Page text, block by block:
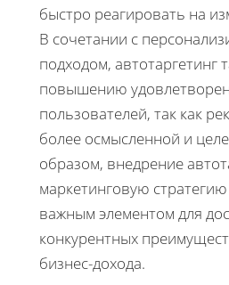
быстро реагировать на
В сочетании с
подходом, автотаргетинг
повышению
пользователей, так как
более осмысленной и
образом, внедрение
маркетинговую
важным элементом для
конкурентных
бизнес-дохода.